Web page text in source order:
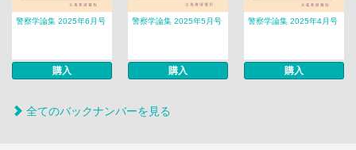
警察学論集 2025年6月号
購入
警察学論集 2025年5月号
購入
警察学論集 2025年4月号
購入
全てのバックナンバーを見る